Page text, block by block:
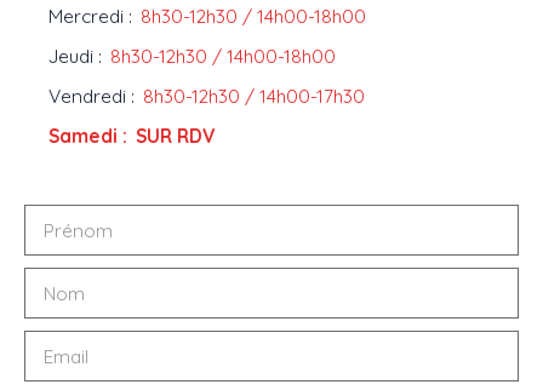
Mercredi : 8h30-12h30 / 14h00-18h00
Jeudi : 8h30-12h30 / 14h00-18h00
Vendredi : 8h30-12h30 / 14h00-17h30
Samedi : SUR RDV
Prénom
Nom
Email